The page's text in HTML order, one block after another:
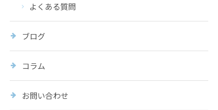
よくある質問
ブログ
コラム
お問い合わせ